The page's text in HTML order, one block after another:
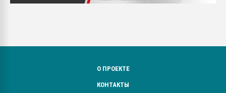
О ПРОЕКТЕ
КОНТАКТЫ